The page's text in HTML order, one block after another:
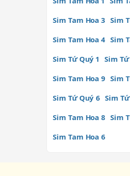
Sim Tam Hoa 3 Sim
Sim Tam Hoa 4 Sim
Sim Tứ Quý 1
Sim
Sim Tam Hoa 9 Sim
Sim Tứ Quý 6 Sim
Sim Tam Hoa 8 Sim
Sim Tam Hoa 6